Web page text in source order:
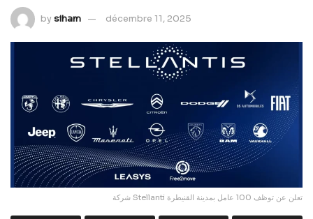
bysiham décembre 11, 2025
شركة Stellanti تعلن عن توظف 100 عامل بمدينة القنيطرة